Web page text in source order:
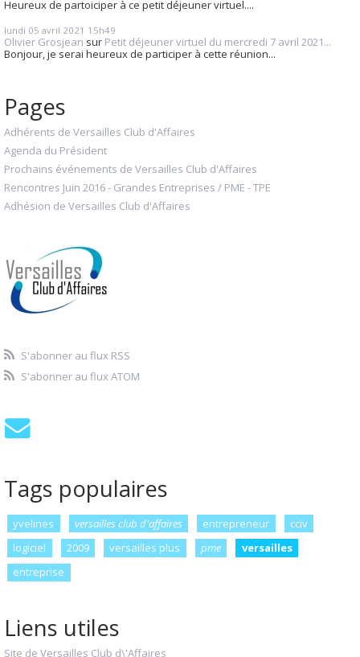
Heureux de partoiciper à ce petit déjeuner virtuel....
lundi 05 avril 2021 15h49
Olivier Grosjean sur Petit déjeuner virtuel du mercredi 7 avril 2021...
Bonjour, je serai heureux de participer à cette réunion...
Pages
Adhérents de Versailles Club d'Affaires
Agenda du Président
Prochains événements de Versailles Club d'Affaires
Rencontres Juin 2016 - Grandes Entreprises / PME - TPE
Adhésion de Versailles Club d'Affaires
S'abonner au flux RSS
S'abonner au flux ATOM
Tags populaires
yvelines versailles club d'affaires entrepreneur
cciv
logiciel
2009 versailles plus pme
versailles
entreprise
Liens utiles
Site de Versailles Club d\'Affaires